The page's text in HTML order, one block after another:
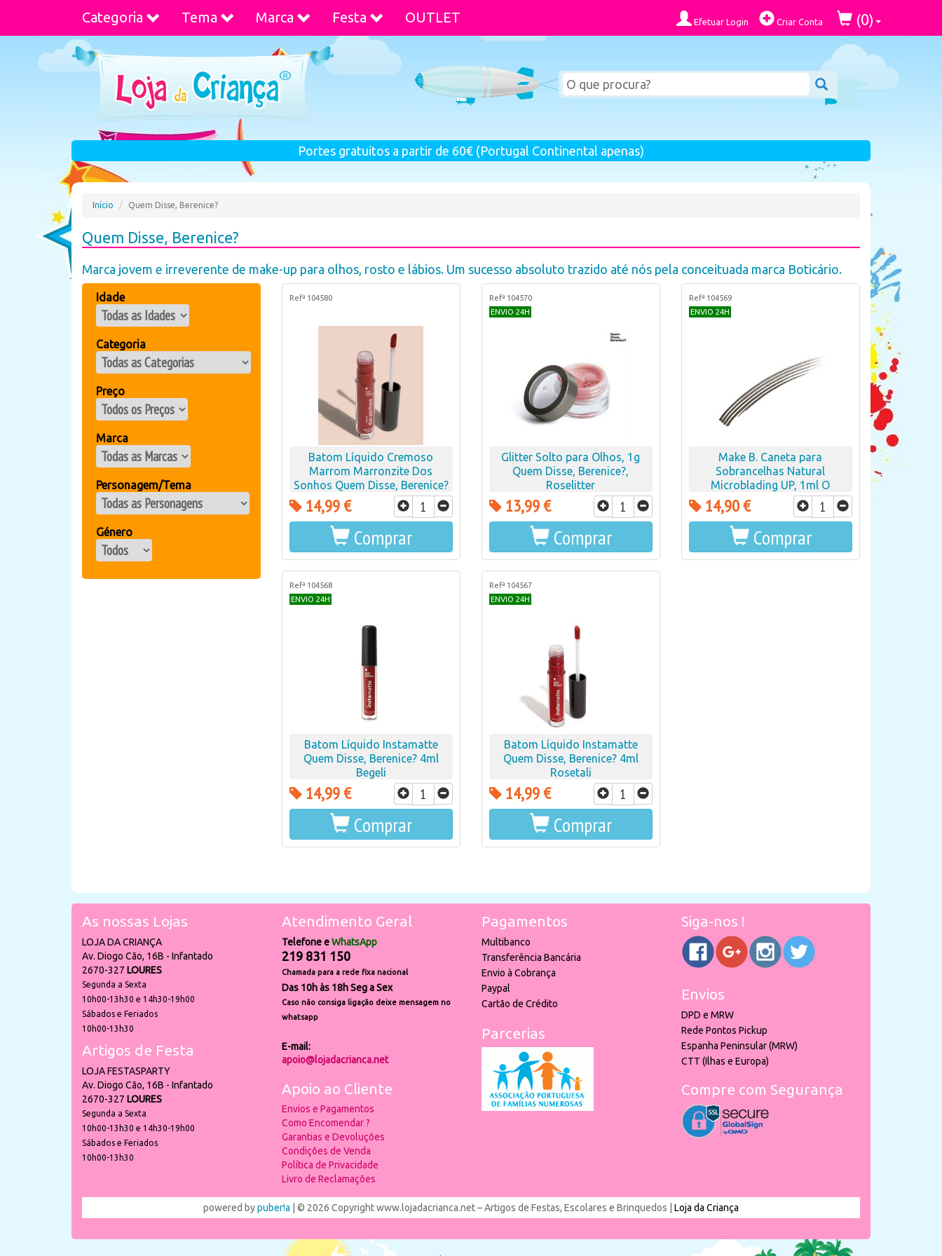
Categoria Tema Marca Festa OUTLET Efetuar Login Criar Conta (0)
Portes gratuitos a partir de 60€ (Portugal Continental apenas)
Início Quem Disse, Berenice?
Quem Disse, Berenice?
Marca jovem e irreverente de make-up para olhos, rosto e lábios. Um sucesso absoluto trazido até nós pela conceituada marca Boticário.
Idade
Categoria
Preço
Marca
Personagem/Tema
Género
Refª 104580
Batom Líquido Cremoso
Marrom Marronzite Dos
Sonhos Quem Disse, Berenice?
14,99 €
Comprar
Refª 104570
ENVIO 24H
Glitter Solto para Olhos, 1g
Quem Disse, Berenice?,
Roselitter
13,99 €
Comprar
Refª 104569
ENVIO 24H
Make B. Caneta para
Sobrancelhas Natural
Microblading UP, 1ml O
boticario
14,90 €
Comprar
Refª 104568
ENVIO 24H
Batom Líquido Instamatte
Quem Disse, Berenice? 4ml
Begeli
14,99 €
Comprar
Refª 104567
ENVIO 24H
Batom Líquido Instamatte
Quem Disse, Berenice? 4ml
Rosetali
14,99 €
Comprar
As nossas Lojas
LOJA DA CRIANÇA
Av. Diogo Cão, 16B - Infantado
2670-327 LOURES
Segunda a Sexta
10h00-13h30 e 14h30-19h00
Sábados e Feriados
10h00-13h30
Artigos de Festa
LOJA FESTASPARTY
Av. Diogo Cão, 16B - Infantado
2670-327 LOURES
Segunda a Sexta
10h00-13h30 e 14h30-19h00
Sábados e Feriados
10h00-13h30
Atendimento Geral
Telefone eWhatsApp
219 831 150
Chamada para a rede fixa nacional
Das 10h às 18h Seg a Sex
Caso não consiga ligação deixe mensagem no
whatsapp
E-mail:
apoio@lojadacrianca.net
Apoio ao Cliente
Envios e Pagamentos
Como Encomendar ?
Garantias e Devoluções
Condições de Venda
Política de Privacidade
Livro de Reclamações
Pagamentos
Multibanco
Transferência Bancária
Envio à Cobrança
Paypal
Cartão de Crédito
Parcerias
Siga-nos !
Envios
DPD e MRW
Rede Pontos Pickup
Espanha Peninsular (MRW)
CTT (Ilhas e Europa)
Compre com Segurança
powered bypuber!a | © 2026 Copyright www.lojadacrianca.net – Artigos de Festas, Escolares e Brinquedos | Loja da Criança